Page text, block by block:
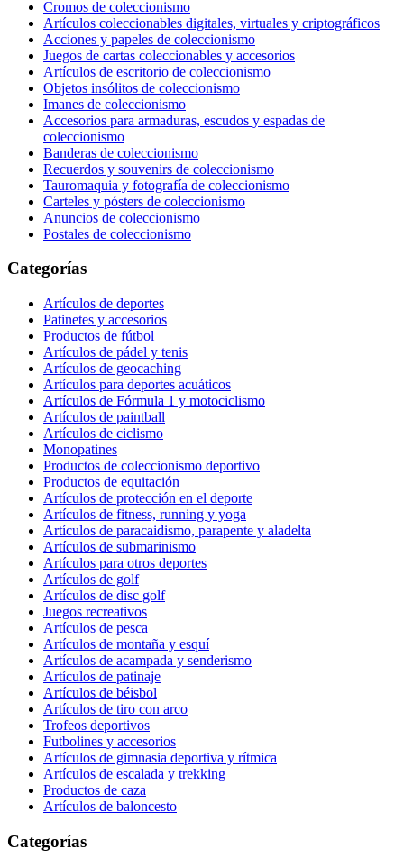
Cromos de coleccionismo
Artículos coleccionables digitales, virtuales y criptográficos
Acciones y papeles de coleccionismo
Juegos de cartas coleccionables y accesorios
Artículos de escritorio de coleccionismo
Objetos insólitos de coleccionismo
Imanes de coleccionismo
Accesorios para armaduras, escudos y espadas de
coleccionismo
Banderas de coleccionismo
Recuerdos y souvenirs de coleccionismo
Tauromaquia y fotografía de coleccionismo
Carteles y pósters de coleccionismo
Anuncios de coleccionismo
Postales de coleccionismo
Categorías
Artículos de deportes
Patinetes y accesorios
Productos de fútbol
Artículos de pádel y tenis
Artículos de geocaching
Artículos para deportes acuáticos
Artículos de Fórmula 1 y motociclismo
Artículos de paintball
Artículos de ciclismo
Monopatines
Productos de coleccionismo deportivo
Productos de equitación
Artículos de protección en el deporte
Artículos de fitness, running y yoga
Artículos de paracaidismo, parapente y aladelta
Artículos de submarinismo
Artículos para otros deportes
Artículos de golf
Artículos de disc golf
Juegos recreativos
Artículos de pesca
Artículos de montaña y esquí
Artículos de acampada y senderismo
Artículos de patinaje
Artículos de béisbol
Artículos de tiro con arco
Trofeos deportivos
Futbolines y accesorios
Artículos de gimnasia deportiva y rítmica
Artículos de escalada y trekking
Productos de caza
Artículos de baloncesto
Categorías